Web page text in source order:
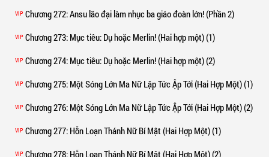
VIP Chương 272: Ansu lão đại làm nhục ba giáo đoàn lớn! (Phần 2)
VIP Chương 273: Mục tiêu: Dụ hoặc Merlin! (Hai hợp một) (1)
VIP Chương 274: Mục tiêu: Dụ hoặc Merlin! (Hai hợp một) (2)
VIP Chương 275: Một Sóng Lớn Ma Nữ Lập Tức Ập Tới (Hai Hợp Một) (1)
VIP Chương 276: Một Sóng Lớn Ma Nữ Lập Tức Ập Tới (Hai Hợp Một) (2)
VIP Chương 277: Hỗn Loạn Thánh Nữ Bí Mật (Hai Hợp Một) (1)
VIP Chương 278: Hỗn Loạn Thánh Nữ Bí Mật (Hai Hợp Một) (2)